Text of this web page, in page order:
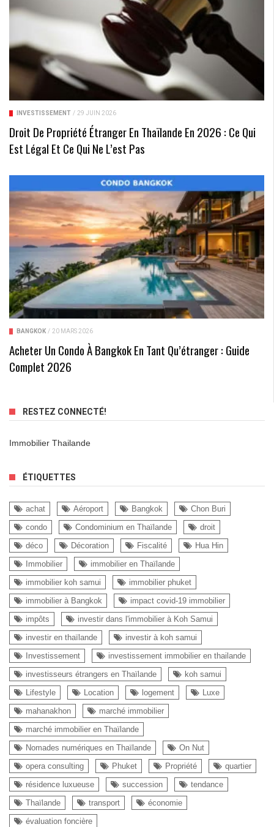
INVESTISSEMENT / 29 JUIN 2026
Droit De Propriété Étranger En Thaïlande En 2026 : Ce Qui
Est Légal Et Ce Qui Ne L’est Pas
BANGKOK / 20 MARS 2026
Acheter Un Condo À Bangkok En Tant Qu’étranger : Guide
Complet 2026
RESTEZ CONNECTÉ!
Immobilier Thailande
ÉTIQUETTES
achat Aéroport Bangkok
Chon Buri
condo
Condominium en Thaïlande
droit
déco
Décoration Fiscalité
Hua Hin
Immobilier
immobilier en Thaïlande
immobilier koh samui
immobilier phuket
immobilier à Bangkok
impact covid-19 immobilier
impôts
investir dans l'immobilier à Koh Samui
investir en thaïlande
investir à koh samui
Investissement
investissement immobilier en thailande
investisseurs étrangers en Thaïlande
koh samui
Lifestyle
Location logement
Luxe
mahanakhon
marché immobilier
marché immobilier en Thaïlande
Nomades numériques en Thaïlande
On Nut
opera consulting
Phuket Propriété
quartier
résidence luxueuse
succession
tendance
Thaïlande
transport
économie
évaluation foncière